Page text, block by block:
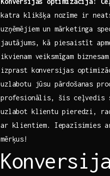
katra klikšķa nozīme ir
uzņēmējiem un mārketinga
jautājums, kā piesaistīt‌
ikvienam‌ veiksmīgam
izprast konversijas
uzlabotu jūsu pārdošanas
profesionālis, šis ceļvedis‌
uzlabot klientu pieredzi,
ar klientiem. Iepazīsimies
mērķus!